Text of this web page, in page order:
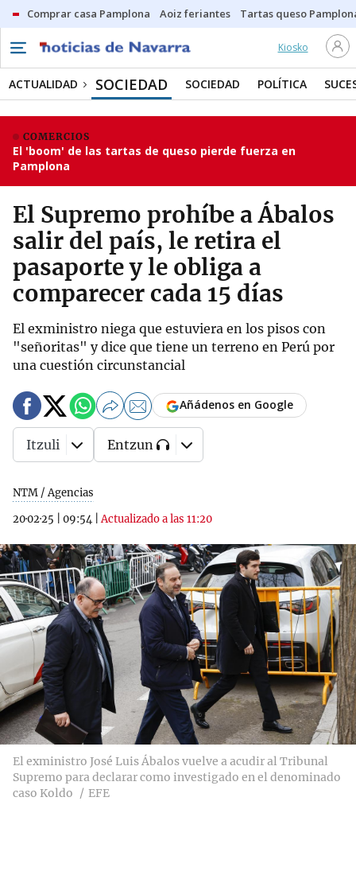
Comprar casa Pamplona Aoiz feriantes Tartas queso
Kiosko
ACTUALIDAD SOCIEDAD SOCIEDAD POLÍTICA
COMERCIOS
El 'boom' de las tartas de queso pierde fuerza en
Pamplona
El Supremo prohíbe a Ábalos
salir del país, le retira el
pasaporte y le obliga a
comparecer cada 15 días
El exministro niega que estuviera en los pisos con
"señoritas" y dice que tiene un terreno en Perú por
una cuestión circunstancial
NTM / Agencias
20·02·25
09:54 |Actualizado a las 11:20
Añádenos en Google
Itzuli Entzun
El exministro José Luis Ábalos vuelve a acudir al Tribunal
Supremo para declarar como investigado en el denominado
caso Koldo
EFE